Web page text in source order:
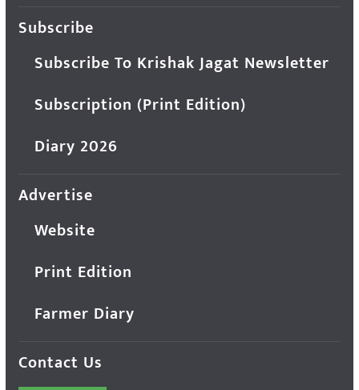
Subscribe
Subscribe To Krishak Jagat Newsletter
Subscription (Print Edition)
Diary 2026
Advertise
Website
Print Edition
Farmer Diary
Contact Us